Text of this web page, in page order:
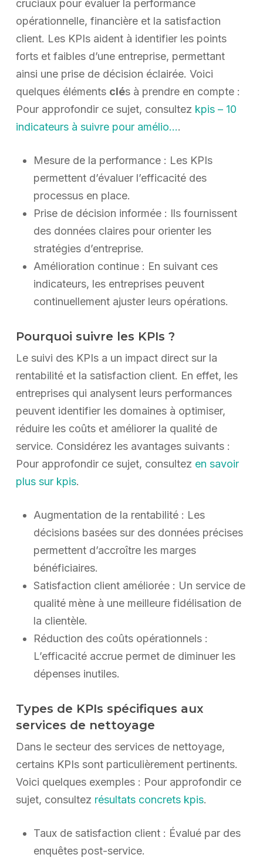
cruciaux pour évaluer la performance
opérationnelle, financière et la satisfaction
client. Les KPIs aident à identifier les points
forts et faibles d’une entreprise, permettant
ainsi une prise de décision éclairée. Voici
quelques éléments clés à prendre en compte :
Pour approfondir ce sujet, consultez kpis – 10
indicateurs à suivre pour amélio….
Mesure de la performance : Les KPIs
permettent d’évaluer l’efficacité des
processus en place.
Prise de décision informée : Ils fournissent
des données claires pour orienter les
stratégies d’entreprise.
Amélioration continue : En suivant ces
indicateurs, les entreprises peuvent
continuellement ajuster leurs opérations.
Pourquoi suivre les KPIs ?
Le suivi des KPIs a un impact direct sur la
rentabilité et la satisfaction client. En effet, les
entreprises qui analysent leurs performances
peuvent identifier les domaines à optimiser,
réduire les coûts et améliorer la qualité de
service. Considérez les avantages suivants :
Pour approfondir ce sujet, consultez en savoir
plus sur kpis.
Augmentation de la rentabilité : Les
décisions basées sur des données précises
permettent d’accroître les marges
bénéficiaires.
Satisfaction client améliorée : Un service de
qualité mène à une meilleure fidélisation de
la clientèle.
Réduction des coûts opérationnels :
L’efficacité accrue permet de diminuer les
dépenses inutiles.
Types de KPIs spécifiques aux
services de nettoyage
Dans le secteur des services de nettoyage,
certains KPIs sont particulièrement pertinents.
Voici quelques exemples : Pour approfondir ce
sujet, consultez résultats concrets kpis.
Taux de satisfaction client : Évalué par des
enquêtes post-service.